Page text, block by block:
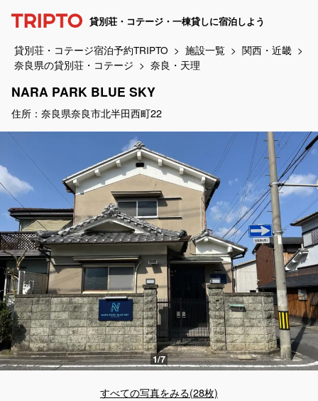
貸別荘・コテージ・一棟貸しに宿泊しよう
貸別荘・コテージ宿泊予約TRIPTO 施設一覧
関西・近畿
奈良県の貸別荘・コテージ
奈良・天理
NARA PARK BLUE SKY
住所：奈良県奈良市北半田西町22
すべての写真をみる(28枚)